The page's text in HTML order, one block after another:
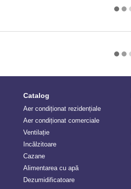
Catalog
Aer condiționat rezidențiale
Aer condiționat comerciale
Ventilație
Incălzitoare
Сazane
Alimentarea cu apă
Dezumidificatoare